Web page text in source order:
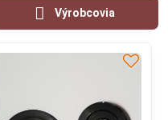
Výrobcovia